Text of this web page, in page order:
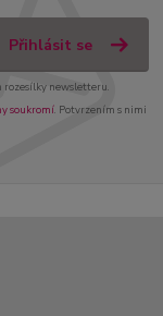
Přihlásit se
rozesílky newsletteru.
soukromí. Potvrzením s nimi